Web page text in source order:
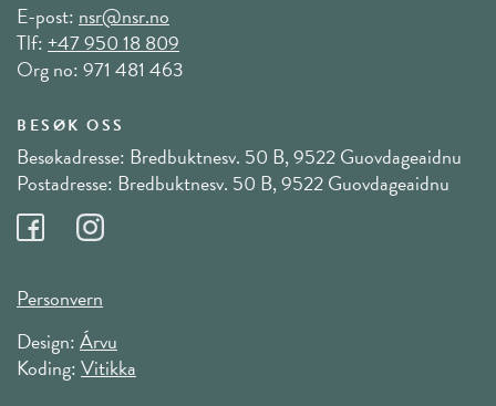
E-post:nsr@nsr.no
Tlf:+47 950 18 809
Org no: 971 481 463
BESØK OSS
Besøkadresse: Bredbuktnesv. 50 B, 9522 Guovdageaidnu
Postadresse: Bredbuktnesv. 50 B, 9522 Guovdageaidnu
Personvern
Design:Árvu
Koding:Vitikka